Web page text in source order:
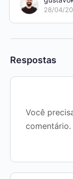
28/04/
Respostas
Você
comentário.